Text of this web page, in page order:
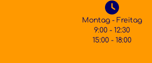
Montag - Freitag
9:00 - 12:30
15:00 - 18:00